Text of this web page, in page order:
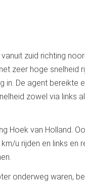
zuid richting
zeer hoge snelheid
De agent bereikte
zowel via links
Hoek van Holland.
u rijden en links en
onderweg waren,